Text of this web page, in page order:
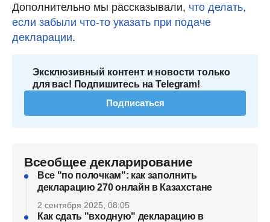
Дополнительно мы рассказывали, что делать,
если забыли что-то указать при подаче
декларации.
Эксклюзивный контент и новости только
для вас! Подпишитесь на Telegram!
Подписаться
Всеобщее декларирование
Все "по полочкам": как заполнить
декларацию 270 онлайн в Казахстане
2 сентября 2025, 08:05
Как сдать "входную" декларацию в